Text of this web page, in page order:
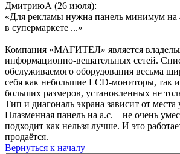
ДмитриюА (26 июля):
«Для рекламы нужна панель минимум на
в супермаркете ...»
Компания «МАГИТЕЛ» является
информационно-вещательных сетей.
обслуживаемого оборудования весьма
себя как небольшие LCD-мониторы, так
больших размеров, установленных не
Тип и диагональ экрана зависит от места
Плазменная панель на а.с. – не очень
подходит как нельзя лучше. И это
продаётся.
Вернуться к началу